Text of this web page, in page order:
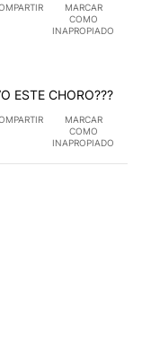
MARCAR
COMO
INAPROPIADO
ESTE CHORO???
MARCAR
COMO
INAPROPIADO